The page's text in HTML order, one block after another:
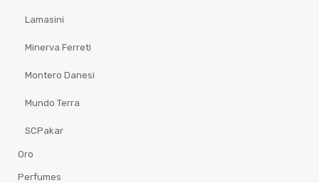
Lamasini
Minerva Ferreti
Montero Danesi
Mundo Terra
SCPakar
Oro
Perfumes